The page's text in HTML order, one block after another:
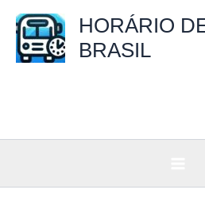
para
HORÁRIO
BRASIL